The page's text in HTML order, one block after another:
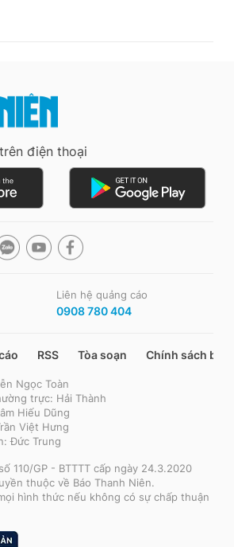
điện thoại
Liên hệ quảng cáo
0908 780 404
RSS Tòa soạn Chính sách bảo
Ngọc Toàn
trực: Hải Thành
Hiếu Dũng
Việt Hưng
Đức Trung
110/GP - BTTTT cấp ngày 24.3.2020
thuộc về Báo Thanh Niên.
hình thức nếu không có sự chấp thuận